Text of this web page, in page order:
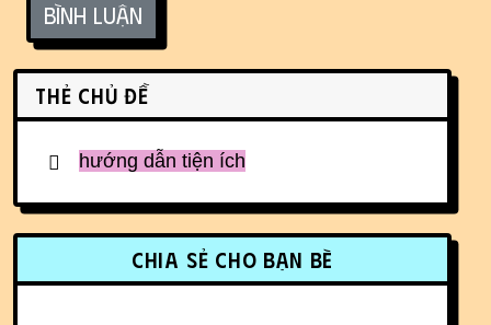
Bình luận
Related content
Thẻ chủ đề
hướng dẫn tiện ích
More content and functionality
Chia sẻ cho bạn bè